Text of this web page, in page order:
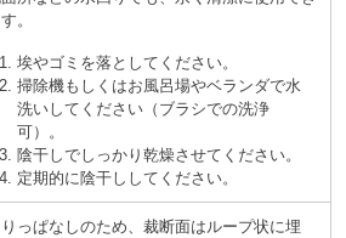
。
埃やゴミを落としてください。
掃除機もしくはお風呂場やベランダで水
洗いしてください
ブラシでの洗浄
可
。
陰干しでしっかり乾燥させてください。
定期的に陰干ししてください。
っぱなしのため、裁断面はループ状に埋